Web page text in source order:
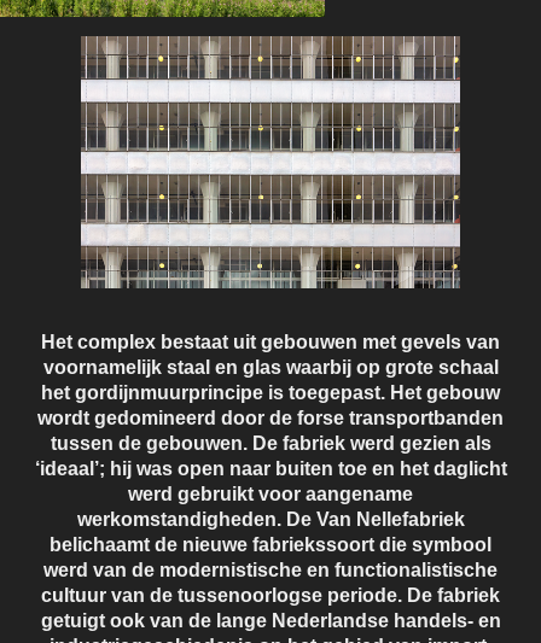
Het complex bestaat uit gebouwen met gevels van
voornamelijk staal en glas waarbij op grote schaal
het gordijnmuurprincipe is toegepast. Het gebouw
wordt gedomineerd door de forse transportbanden
tussen de gebouwen. De fabriek werd gezien als
‘ideaal’; hij was open naar buiten toe en het daglicht
werd gebruikt voor aangename
werkomstandigheden. De Van Nellefabriek
belichaamt de nieuwe fabriekssoort die symbool
werd van de modernistische en functionalistische
cultuur van de tussenoorlogse periode. De fabriek
getuigt ook van de lange Nederlandse handels- en